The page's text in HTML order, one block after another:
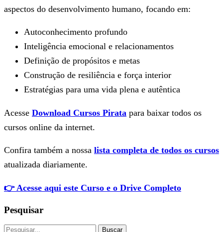
aspectos do desenvolvimento humano, focando em:
Autoconhecimento profundo
Inteligência emocional e relacionamentos
Definição de propósitos e metas
Construção de resiliência e força interior
Estratégias para uma vida plena e autêntica
Acesse Download Cursos Pirata para baixar todos os
cursos online da internet.
Confira também a nossa lista completa de todos os cursos
atualizada diariamente.
👉 Acesse aqui este Curso e o Drive Completo
Pesquisar
Buscar